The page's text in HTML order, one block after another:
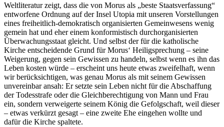
Weltliteratur zeigt, dass die von Morus als „beste Staatsverfassung“
entworfene Ordnung auf der Insel Utopia mit unseren Vorstellungen
eines freiheitlich-demokratisch organisierten Gemeinwesens wenig
gemein hat und eher einem konformistisch durchorganisierten
Überwachungsstaat gleicht. Und selbst der für die katholische
Kirche entscheidende Grund für Morus‘ Heiligsprechung – seine
Weigerung, gegen sein Gewissen zu handeln, selbst wenn es ihn das
Leben kosten würde – erscheint uns heute etwas zweifelhaft, wenn
wir berücksichtigen, was genau Morus als mit seinem Gewissen
unvereinbar ansah: Er setzte sein Leben nicht für die Abschaffung
der Todesstrafe oder die Gleichberechtigung von Mann und Frau
ein, sondern verweigerte seinem König die Gefolgschaft, weil dieser
– etwas verkürzt gesagt – eine zweite Ehe eingehen wollte und
dafür die Kirche spaltete.